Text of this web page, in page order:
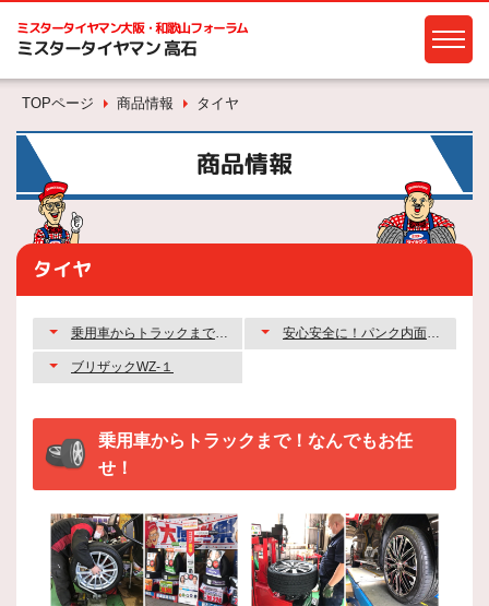
ミスタータイヤマン大阪・和歌山フォーラム
ミスタータイヤマン 高石
TOPページ 商品情報 タイヤ
商品情報
タイヤ
乗用車からトラックまで！なんでもお任せ！ 安心安全に！パンク内面焼付修理！
ブリザックWZ-１
乗用車からトラックまで！なんでもお任
せ！